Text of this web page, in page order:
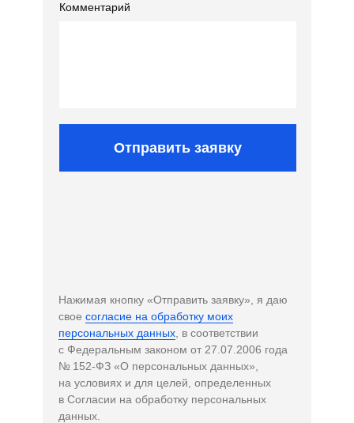
Комментарий
Отправить заявку
Нажимая кнопку «Отправить заявку», я даю
свое согласие на обработку моих
персональных данных , в соответствии
с Федеральным законом от 27.07.2006 года
№ 152-ФЗ «О персональных данных»,
на условиях и для целей, определенных
в Согласии на обработку персональных
данных.